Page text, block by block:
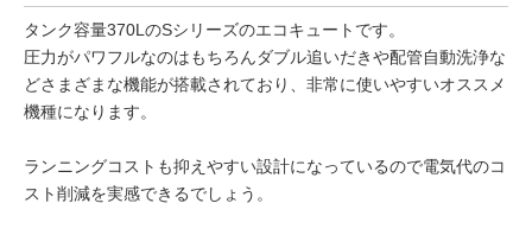
タンク容量370LのSシリーズのエコキュートです。
圧力がパワフルなのはもちろんダブル追いだきや配管自動洗浄な
どさまざまな機能が搭載されており、非常に使いやすいオススメ
機種になります。
ランニングコストも抑えやすい設計になっているので電気代のコ
スト削減を実感できるでしょう。